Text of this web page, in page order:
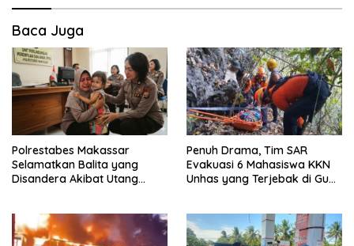
Baca Juga
Polrestabes Makassar
Selamatkan Balita yang
Disandera Akibat Utang
Penuh Drama, Tim SAR
Evakuasi 6 Mahasiswa KKN
Unhas yang Terjebak di Gua